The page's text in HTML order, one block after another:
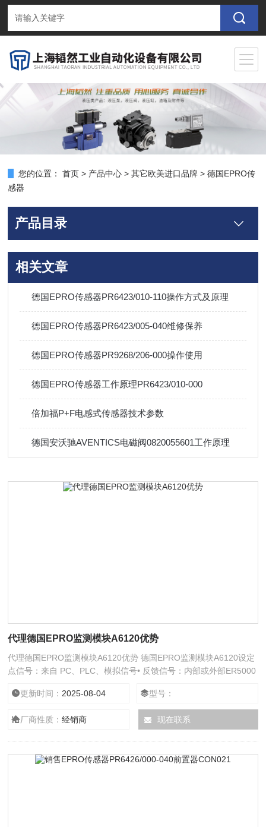
您的位置： 首页 > 产品中心 >其它欧美进口品牌 >德国EPRO传
感器
产品目录
相关文章
德国EPRO传感器PR6423/010-110操作方式及原理
德国EPRO传感器PR6423/005-040维修保养
德国EPRO传感器PR9268/206-000操作使用
德国EPRO传感器工作原理PR6423/010-000
倍加福P+F电感式传感器技术参数
德国安沃驰AVENTICS电磁阀0820055601工作原理
代理德国EPRO监测模块A6120优势
代理德国EPRO监测模块A6120优势 德国EPRO监测模块A6120设定
点信号：来自 PC、PLC、模拟信号• 反馈信号：内部或外部ER5000
在为双关断和排气隔离仪表阀开发紧凑型设计时，我们成功解决了许
多传统安装通常伴随的重量和空间限制问题。单法兰双关断和排气隔
离仪表阀设计为水平或垂直安装，直接安装在工艺法兰上，
更新时间： 2025-08-04 型号：
厂商性质：经销商 现在联系